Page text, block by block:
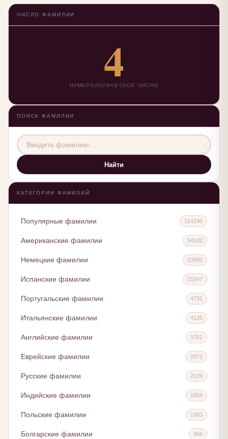
ЧИСЛО ФАМИЛИИ
4
НУМЕРОЛОГИЧЕСКОЕ ЧИСЛО
ПОИСК ФАМИЛИИ
Найти
КАТЕГОРИИ ФАМИЛИЙ
Популярные фамилии 314290
Американские фамилии 54532
Немецкие фамилии 23950
Испанские фамилии 21547
Португальские фамилии 4731
Итальянские фамилии 4125
Английские фамилии 3751
Еврейские фамилии 2872
Русские фамилии 2109
Индийские фамилии 1908
Польские фамилии 1363
Болгарские фамилии 966